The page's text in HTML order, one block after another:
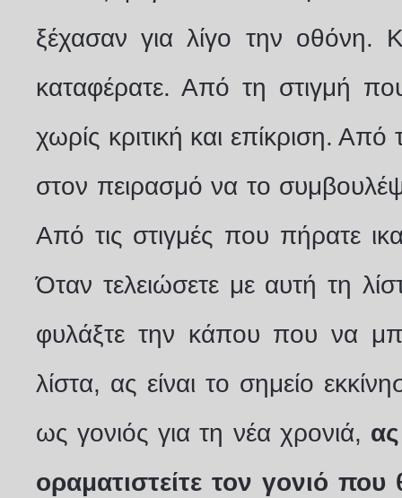
ξέχασαν για λίγο την οθόνη.
καταφέρατε. Από τη στιγμή
χωρίς κριτική και επίκριση.
στον πειρασμό να το
Από τις στιγμές που πήρατε
Όταν τελειώσετε με αυτή τη
φυλάξτε την κάπου που να
λίστα, ας είναι το σημείο
ως γονιός για τη νέα χρονιά, ας
οραματιστείτε τον γονιό που